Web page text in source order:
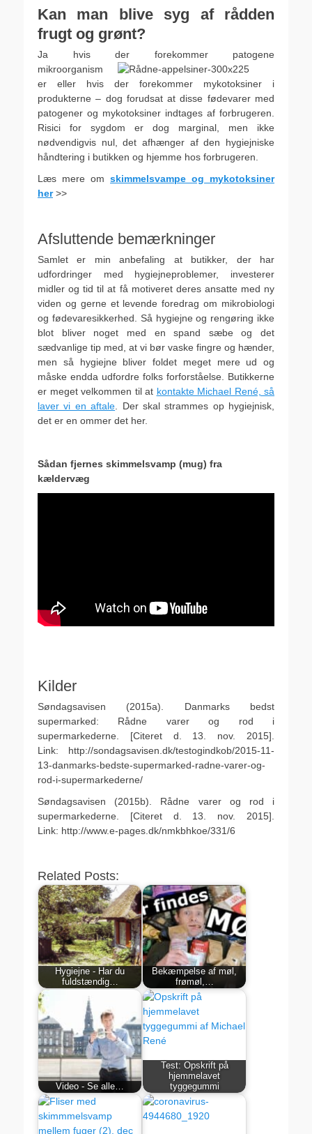
Kan man blive syg af rådden
frugt og grønt?
Ja hvis der forekommer patogene
mikroorganism
er eller hvis der forekommer mykotoksiner i
produkterne – dog forudsat at disse fødevarer med
patogener og mykotoksiner indtages af forbrugeren.
Risici for sygdom er dog marginal, men ikke
nødvendigvis nul, det afhænger af den hygiejniske
håndtering i butikken og hjemme hos forbrugeren.
Læs mere om skimmelsvampe og mykotoksiner
her>>
Afsluttende bemærkninger
Samlet er min anbefaling at butikker, der har
udfordringer med hygiejneproblemer, investerer
midler og tid til at få motiveret deres ansatte med ny
viden og gerne et levende foredrag om mikrobiologi
og fødevaresikkerhed. Så hygiejne og rengøring ikke
blot bliver noget med en spand sæbe og det
sædvanlige tip med, at vi bør vaske fingre og hænder,
men så hygiejne bliver foldet meget mere ud og
måske endda udfordre folks forforståelse. Butikkerne
er meget velkommen til at kontakte Michael René, så
laver vi en aftale . Der skal strammes op hygiejnisk,
det er en ommer det her.
Sådan fjernes skimmelsvamp (mug) fra
kældervæg
Kilder
Søndagsavisen (2015a). Danmarks bedst
supermarked: Rådne varer og rod i
supermarkederne. [Citeret d. 13. nov. 2015].
Link: http://sondagsavisen.dk/testogindkob/2015-11-
13-danmarks-bedste-supermarked-radne-varer-og-
rod-i-supermarkederne/
Søndagsavisen (2015b). Rådne varer og rod i
supermarkederne. [Citeret d. 13. nov. 2015].
Link: http://www.e-pages.dk/nmkbhkoe/331/6
Related Posts:
Hygiejne - Har du
fuldstændig…
Bekæmpelse af møl,
frømøl,…
Video - Se alle…
Test: Opskrift på
hjemmelavet
tyggegummi